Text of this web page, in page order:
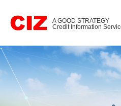
A GOOD STRATEGY
Credit Information